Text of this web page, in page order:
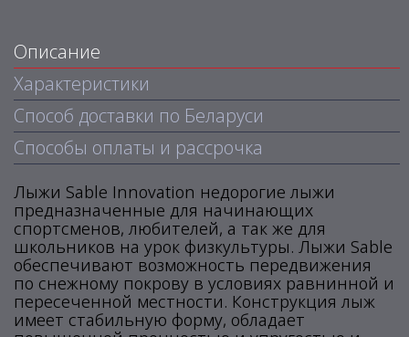
Описание
Характеристики
Способ доставки по Беларуси
Способы оплаты и рассрочка
Лыжи Sable Innovation недорогие лыжи
предназначенные для начинающих
спортсменов, любителей, а так же для
школьников на урок физкультуры. Лыжи Sable
обеспечивают возможность передвижения
по снежному покрову в условиях равнинной и
пересеченной местности. Конструкция лыж
имеет стабильную форму, обладает